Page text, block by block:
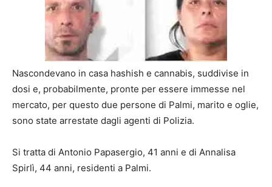
Nascondevano in casa hashish e cannabis, suddivise in
dosi e, probabilmente, pronte per essere immesse nel
mercato, per questo due persone di Palmi, marito e oglie,
sono state arrestate dagli agenti di Polizia.
Si tratta di Antonio Papasergio, 41 anni e di Annalisa
Spirlì, 44 anni, residenti a Palmi.